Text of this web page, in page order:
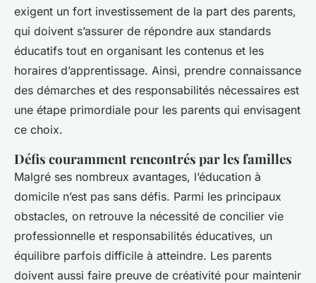
exigent un fort investissement de la part des parents,
qui doivent s’assurer de répondre aux standards
éducatifs tout en organisant les contenus et les
horaires d’apprentissage. Ainsi, prendre connaissance
des démarches et des responsabilités nécessaires est
une étape primordiale pour les parents qui envisagent
ce choix.
Défis couramment rencontrés par les familles
Malgré ses nombreux avantages, l’éducation à
domicile n’est pas sans défis. Parmi les principaux
obstacles, on retrouve la nécessité de concilier vie
professionnelle et responsabilités éducatives, un
équilibre parfois difficile à atteindre. Les parents
doivent aussi faire preuve de créativité pour maintenir